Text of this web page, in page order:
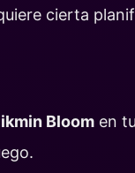
cierta
Bloom en